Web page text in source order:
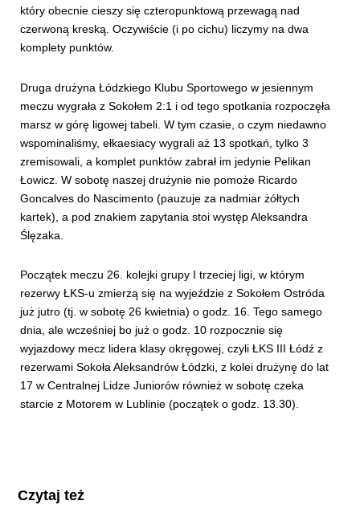
który obecnie cieszy się czteropunktową przewagą nad
czerwoną kreską. Oczywiście (i po cichu) liczymy na dwa
komplety punktów.
Druga drużyna Łódzkiego Klubu Sportowego w jesiennym
meczu wygrała z Sokołem 2:1 i od tego spotkania rozpoczęła
marsz w górę ligowej tabeli. W tym czasie, o czym niedawno
wspominaliśmy, ełkaesiacy wygrali aż 13 spotkań, tylko 3
zremisowali, a komplet punktów zabrał im jedynie Pelikan
Łowicz. W sobotę naszej drużynie nie pomoże Ricardo
Goncalves do Nascimento (pauzuje za nadmiar żółtych
kartek), a pod znakiem zapytania stoi występ Aleksandra
Ślęzaka.
Początek meczu 26. kolejki grupy I trzeciej ligi, w którym
rezerwy ŁKS-u zmierzą się na wyjeździe z Sokołem Ostróda
już jutro (tj. w sobotę 26 kwietnia) o godz. 16. Tego samego
dnia, ale wcześniej bo już o godz. 10 rozpocznie się
wyjazdowy mecz lidera klasy okręgowej, czyli ŁKS III Łódź z
rezerwami Sokoła Aleksandrów Łódzki, z kolei drużynę do lat
17 w Centralnej Lidze Juniorów również w sobotę czeka
starcie z Motorem w Lublinie (początek o godz. 13.30).
Czytaj też